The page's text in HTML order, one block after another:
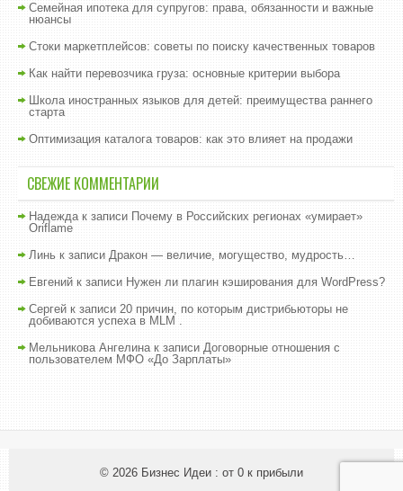
Семейная ипотека для супругов: права, обязанности и важные
нюансы
Стоки маркетплейсов: советы по поиску качественных товаров
Как найти перевозчика груза: основные критерии выбора
Школа иностранных языков для детей: преимущества раннего
старта
Оптимизация каталога товаров: как это влияет на продажи
СВЕЖИЕ КОММЕНТАРИИ
Надеждак записи Почему в Российских регионах «умирает»
Oriflame
Линь к записи Дракон — величие, могущество, мудрость…
Евгений к записи Нужен ли плагин кэширования для WordPress?
Сергей к записи 20 причин, по которым дистрибьюторы не
добиваются успеха в MLM .
Мельникова Ангелинак записи Договорные отношения с
пользователем МФО «До Зарплаты»
© 2026 Бизнес Идеи : от 0 к прибыли